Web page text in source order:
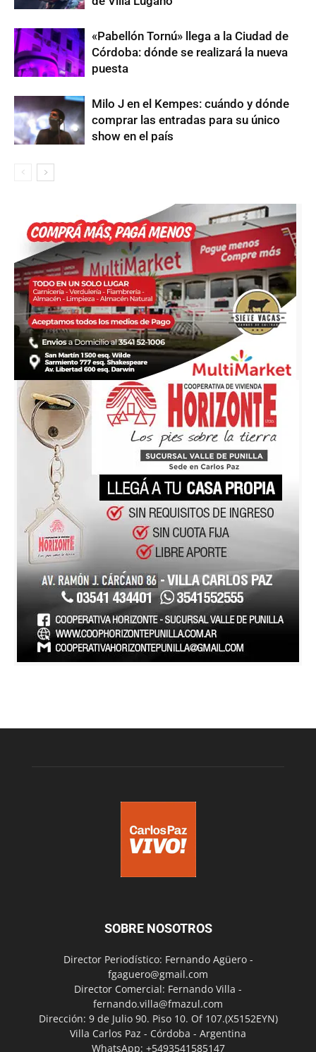
«Pabellón Tornú» llega a la Ciudad de
Córdoba: dónde se realizará la nueva
puesta
Milo J en el Kempes: cuándo y dónde
comprar las entradas para su único
show en el país
SOBRE NOSOTROS
Director Periodístico: Fernando Agüero -
fgaguero@gmail.com
Director Comercial: Fernando Villa -
fernando.villa@fmazul.com
Dirección: 9 de Julio 90. Piso 10. Of 107.(X5152EYN)
Villa Carlos Paz - Córdoba - Argentina
WhatsApp: +5493541585147